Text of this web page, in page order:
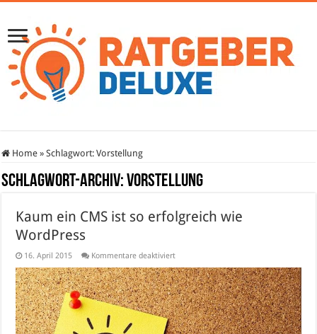
Home » Schlagwort:Vorstellung
Schlagwort-Archiv:Vorstellung
Kaum ein CMS ist so erfolgreich wie
WordPress
16. April 2015 Kommentare deaktiviertfür
ein
CMS
ist
so
erfolgreich
wie
WordPress